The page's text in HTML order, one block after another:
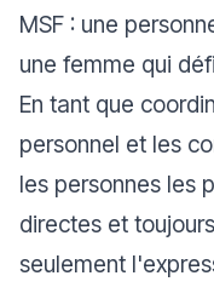
MSF : une
une femme qui
En tant que
personnel et les
les personnes les
directes et
seulement